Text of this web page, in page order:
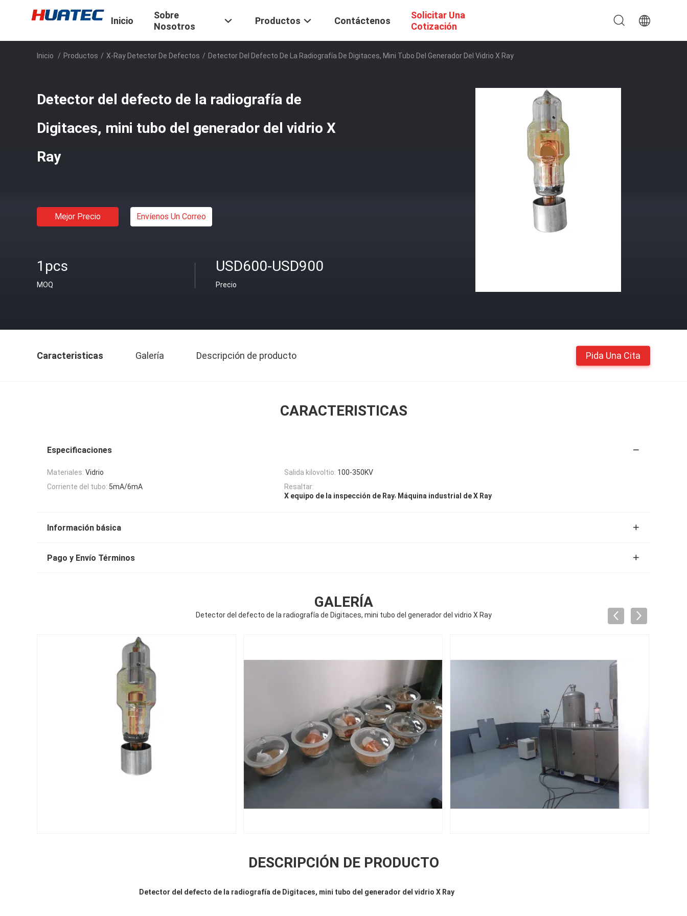
Inicio
Sobre
Nosotros
Productos Contáctenos
Solicitar Una
Cotización
Inicio / Productos / X-Ray Detector De Defectos / Detector Del Defecto De La Radiografía De Digitaces, Mini Tubo Del Generador Del Vidrio X Ray
Detector del defecto de la radiografía de
Digitaces, mini tubo del generador del vidrio X
Ray
Mejor Precio Envíenos Un Correo
1pcs
MOQ
USD600-USD900
Precio
Caracteristicas Galería Descripción de producto Pida Una Cita
CARACTERISTICAS
Especificaciones
Materiales: Vidrio Salida kilovoltio: 100-350KV
Corriente del tubo: 5mA/6mA
Resaltar:
X equipo de la inspección de Ray, Máquina industrial de X Ray
Información básica
Pago y Envío Términos
GALERÍA
Detector del defecto de la radiografía de Digitaces, mini tubo del generador del vidrio X Ray
DESCRIPCIÓN DE PRODUCTO
Detector del defecto de la radiografía de Digitaces, mini tubo del generador del vidrio X Ray